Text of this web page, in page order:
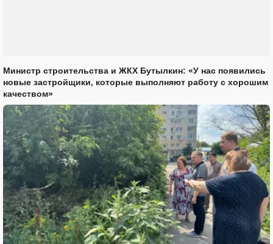
Министр строительства и ЖКХ Бутылкин: «У нас появились
новые застройщики, которые выполняют работу с хорошим
качеством»